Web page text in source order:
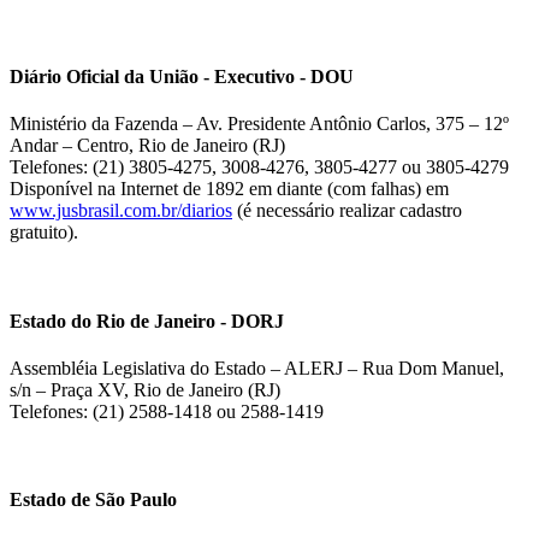
Diário Oficial da União - Executivo - DOU
Ministério da Fazenda – Av. Presidente Antônio Carlos, 375 – 12º
Andar – Centro, Rio de Janeiro (RJ)
Telefones: (21) 3805-4275, 3008-4276, 3805-4277 ou 3805-4279
Disponível na Internet de 1892 em diante (com falhas) em
www.jusbrasil.com.br/diarios (é necessário realizar cadastro
gratuito).
Estado do Rio de Janeiro - DORJ
Assembléia Legislativa do Estado – ALERJ – Rua Dom Manuel,
s/n – Praça XV, Rio de Janeiro (RJ)
Telefones: (21) 2588-1418 ou 2588-1419
Estado de São Paulo